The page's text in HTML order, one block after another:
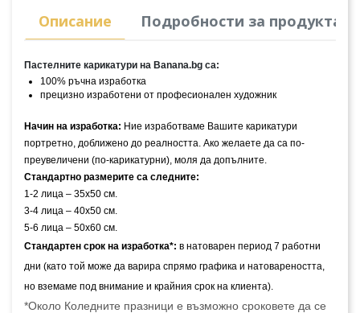
Описание Подробности за продукта
Пастелните карикатури на Banana.bg са:
100% ръчна изработка
прецизно изработени от професионален художник
Начин на изработка: Ние изработваме Вашите карикатури
портретно, доближено до реалността. Ако желаете да са по-
преувеличени (по-карикатурни), моля да допълните.
Стандартно размерите са следните:
1-2 лица – 35х50 см.
3-4 лица – 40х50 см.
5-6 лица – 50х60 см.
Стандартен срок на изработка*: в натоварен период 7 работни
дни (като той може да варира спрямо графика и натовареността,
но вземаме под внимание и крайния срок на клиента).
*Около Коледните празници е възможно сроковете да се